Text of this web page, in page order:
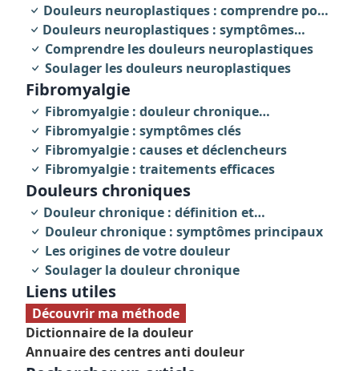
Douleurs chroniques
Douleur chronique : définition et
caractéristiques
Douleur chronique : symptômes principaux
Les origines de votre douleur
Soulager la douleur chronique
fibromyalgie
Fibromyalgie : douleur chronique
invalidante
Fibromyalgie : symptômes clés
Fibromyalgie : causes et déclencheurs
Fibromyalgie : traitements efficaces
Douleurs neuroplastiques : comprendre pour
agir
Douleurs neuroplastiques : symptômes
révélateurs
Comprendre les douleurs neuroplastiques
Soulager les douleurs neuroplastiques
Liens utiles
Découvrir ma méthode
Dictionnaire de la douleur
Annuaire des centres anti douleur